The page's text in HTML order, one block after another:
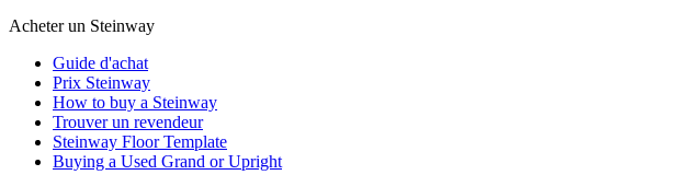
Acheter un Steinway
Guide d'achat
Prix Steinway
How to buy a Steinway
Trouver un revendeur
Steinway Floor Template
Buying a Used Grand or Upright